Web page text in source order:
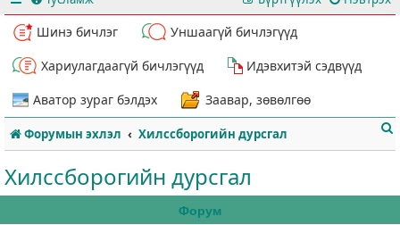
Шинэ бичлэг
Уншаагүй бичлэгүүд
Хариулагдаагүй бичлэгүүд
Идэвхитэй сэдвүүд
Аватор зураг бэлдэх
Заавар, зөвөлгөө
Форумын эхлэл Хилссборогийн дурсгал
Хилссборогийн дурсгал
Форум